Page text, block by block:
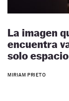
La imagen
encuentra
solo
MIRIAM PRIETO